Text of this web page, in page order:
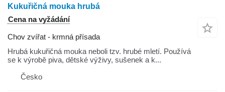
Kukuřičná mouka hrubá
Cena na vyžádání
Chov zvířat - krmná přísada
Hrubá kukuřičná mouka neboli tzv. hrubé mletí. Používá
se k výrobě piva, dětské výživy, sušenek a k...
Česko